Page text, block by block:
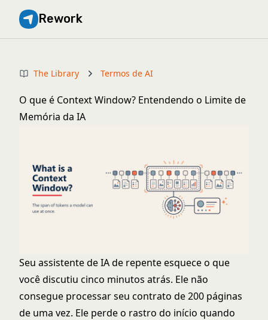
Rework
The Library Termos de AI
O que é Context Window? Entendendo o Limite de
Memória da IA
Seu assistente de IA de repente esquece o que
você discutiu cinco minutos atrás. Ele não
consegue processar seu contrato de 200 páginas
de uma vez. Ele perde o rastro do início quando